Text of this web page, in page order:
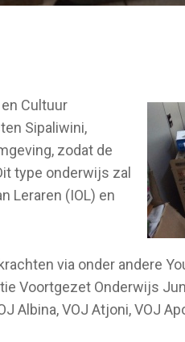
Cultuur
Sipaliwini,
zodat de
type onderwijs zal
Leraren (IOL) en
via onder andere
Voortgezet Onderwijs
Albina, VOJ Atjoni, VOJ